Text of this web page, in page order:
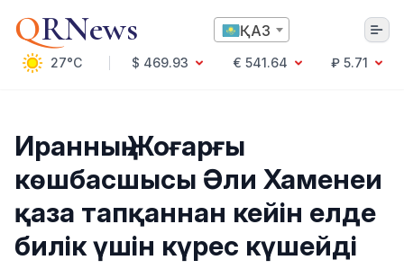
QRNews ҚАЗ
27°C $ 469.93 € 541.64
₽ 5.71
Саясат
Технология
Экономика
Иранның Жоғарғы
көшбасшысы Әли Хаменеи
қаза тапқаннан кейін елде
билік үшін күрес күшейді